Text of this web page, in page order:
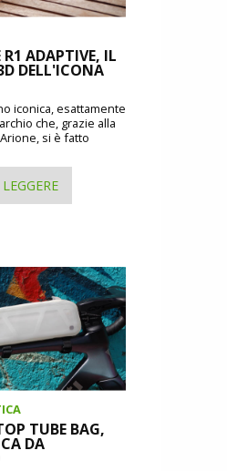
ADAPTIVE, IL
DELL'ICONA
iconica, esattamente
che, grazie alla
si è fatto
TUBE BAG,
DA